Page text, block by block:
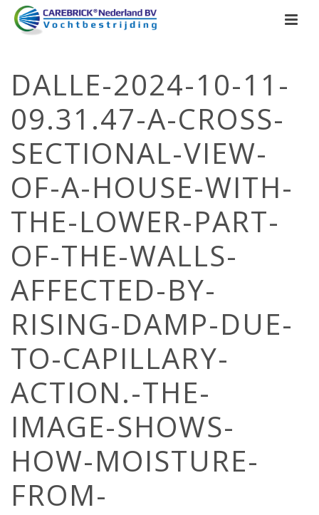
DALLE-2024-10-11-
09.31.47-A-CROSS-
SECTIONAL-VIEW-
OF-A-HOUSE-WITH-
THE-LOWER-PART-
OF-THE-WALLS-
AFFECTED-BY-
RISING-DAMP-DUE-
TO-CAPILLARY-
ACTION.-THE-
IMAGE-SHOWS-
HOW-MOISTURE-
FROM-